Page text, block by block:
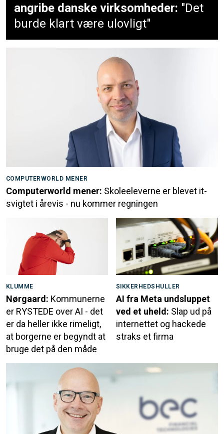
angribe danske virksomheder: "Det
burde klart være ulovligt"
COMPUTERWORLD MENER
Computerworld mener: Skoleeleverne er blevet it-
svigtet i årevis - nu kommer regningen
KLUMME
Nørgaard: Kommunerne
er RYSTEDE over AI - det
er da heller ikke rimeligt,
at borgerne er begyndt at
bruge det på den måde
SIKKERHEDSHULLER
AI fra Meta undsluppet
ved et uheld: Slap ud på
internettet og hackede
straks et firma